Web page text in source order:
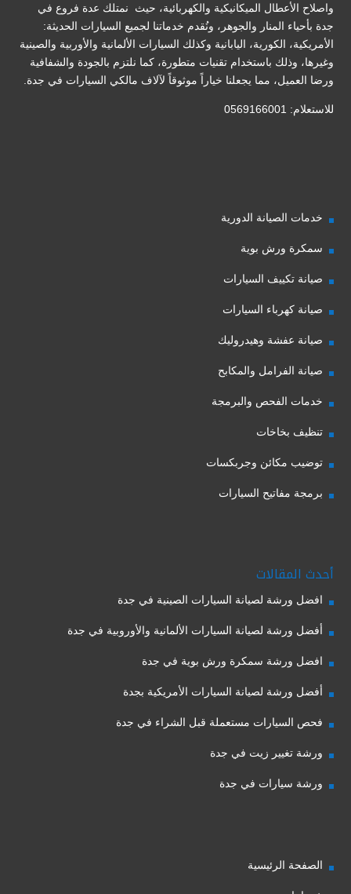
واصلاح الأعطال الميكانيكية والكهربائية، حيث نمتلك عدة فروع في
جدة بأحياء المنار والجوهر، ونُقدم خدماتنا لجميع السيارات الحديثة:
الأمريكية، الكورية، اليابانية وكذلك السيارات الألمانية والأوربية والصينية
وغيرها، وذلك باستخدام تقنيات متطورة، كما نلتزم بالجودة والشفافية
ورضا العميل، مما يجعلنا خياراً موثوقاً لآلاف مالكي السيارات في جدة.
للاستعلام: 0569166001
خدمات الصيانة الدورية
سمكرة ورش بوية
صيانة تكييف السيارات
صيانة كهرباء السيارات
صيانة عفشة وهيدروليك
صيانة الفرامل والمكابح
خدمات الفحص والبرمجة
تنظيف بخاخات
توضيب مكائن وجربكسات
برمجة مفاتيح السيارات
أحدث المقالات
افضل ورشة لصيانة السيارات الصينية في جدة
أفضل ورشة لصيانة السيارات الألمانية والأوروبية في جدة
افضل ورشة سمكرة ورش بوية في جدة
أفضل ورشة لصيانة السيارات الأمريكية بجدة
فحص السيارات مستعملة قبل الشراء في جدة
ورشة تغيير زيت في جدة
ورشة سيارات في جدة
الصفحة الرئيسية